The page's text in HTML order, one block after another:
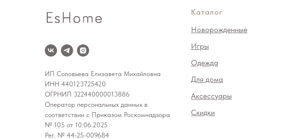
ИП Соловьева Елизавета Михайловна
ИНН 440123725420
ОГРНИП 322440000013886
Оператор персональных данных в
соответствии с Приказом Роскомнадзора
№ 105 от 10.06.2025
Рег. № 44-25-009684
Каталог
Новорожденные
Игры
Одежда
Для дома
Аксессуары
Скидки